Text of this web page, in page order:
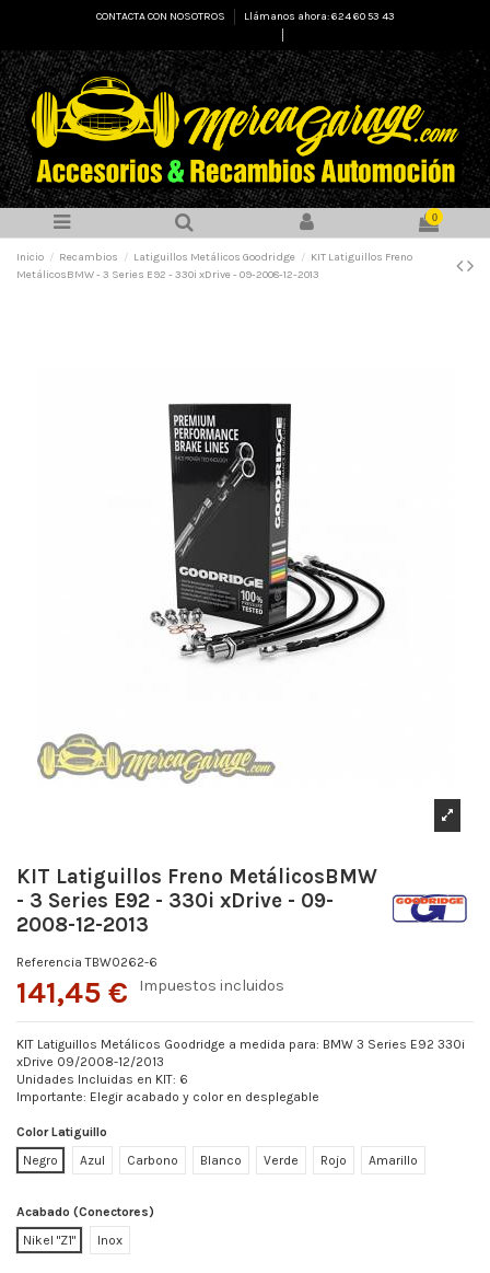
CONTACTA CON NOSOTROS
Llámanos ahora: 624 60 53 43
0
Inicio Recambios Latiguillos Metálicos Goodridge
KIT Latiguillos Freno
MetálicosBMW - 3 Series E92 - 330i xDrive - 09-2008-12-2013
KIT Latiguillos Freno MetálicosBMW
- 3 Series E92 - 330i xDrive - 09-
2008-12-2013
Referencia TBW0262-6
141,45 € Impuestos incluidos
KIT Latiguillos Metálicos Goodridge a medida para: BMW 3 Series E92 330i
xDrive 09/2008-12/2013
Unidades Incluidas en KIT: 6
Importante: Elegir acabado y color en desplegable
Color Latiguillo
Negro
Azul Carbono Blanco Verde Rojo Amarillo
Acabado (Conectores)
Nikel "Z1"
Inox